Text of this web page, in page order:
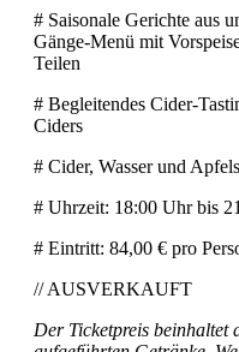
# Saisonale Gerichte aus
Gänge-Menü mit
Teilen
# Begleitendes Cider-
Ciders
# Cider, Wasser und
# Uhrzeit: 18:00 Uhr
# Eintritt: 84,00 € pro
// AUSVERKAUFT
Der Ticketpreis beinhaltet